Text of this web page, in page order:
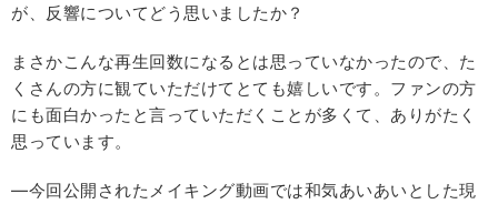
が、反響についてどう思いましたか？
まさかこんな再生回数になるとは思っていなかったので、た
くさんの方に観ていただけてとても嬉しいです。ファンの方
にも面白かったと言っていただくことが多くて、ありがたく
思っています。
―今回公開されたメイキング動画では和気あいあいとした現